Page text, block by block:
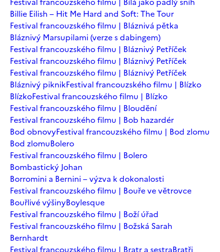
Billie Eilish – Hit Me Hard and Soft: The Tour
Festival francouzského filmu | Bláznivá pětka
Bláznivý Marsupilami (verze s dabingem)
Festival francouzského filmu | Bláznivý Petříček
Festival francouzského filmu | Bláznivý Petříček
Festival francouzského filmu | Bláznivý Petříček
Bláznivý piknikFestival francouzského filmu | Blízko
BlízkoFestival francouzského filmu | Blízko
Festival francouzského filmu | Bloudění
Festival francouzského filmu | Bob hazardér
Bod obnovyFestival francouzského filmu | Bod zlomu
Bod zlomuBolero
Festival francouzského filmu | Bolero
Bombastický Johan
Borromini a Bernini – výzva k dokonalosti
Festival francouzského filmu | Bouře ve větrovce
Bouřlivé výšinyBoylesque
Festival francouzského filmu | Boží úřad
Festival francouzského filmu | Božská Sarah
Bernhardt
Festival francouzského filmu | Bratr a sestraBratři